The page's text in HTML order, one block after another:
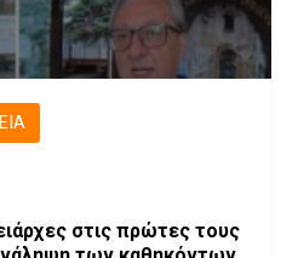
στις πρώτες τους